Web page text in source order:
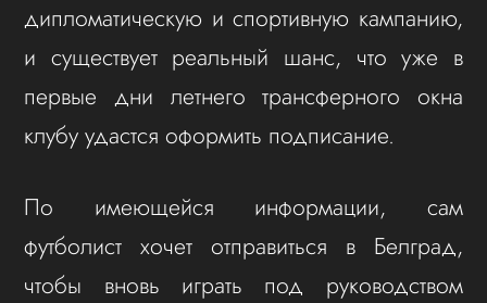
дипломатическую и спортивную кампанию,
и существует реальный шанс, что уже в
первые дни летнего трансферного окна
клубу удастся оформить подписание.
По имеющейся информации, сам
футболист хочет отправиться в Белград,
чтобы вновь играть под руководством